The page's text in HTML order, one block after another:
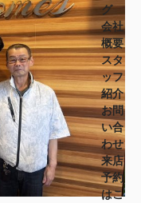
グ
会社
概要
スタ
ッフ
紹介
お問
い合
わせ
来店
予約
はこ